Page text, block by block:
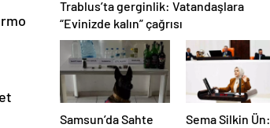
Trablus’ta gerginlik: Vatandaşlara
“Evinizde kalın” çağrısı
Samsun’da Sahte
Sema Silkin Ün: